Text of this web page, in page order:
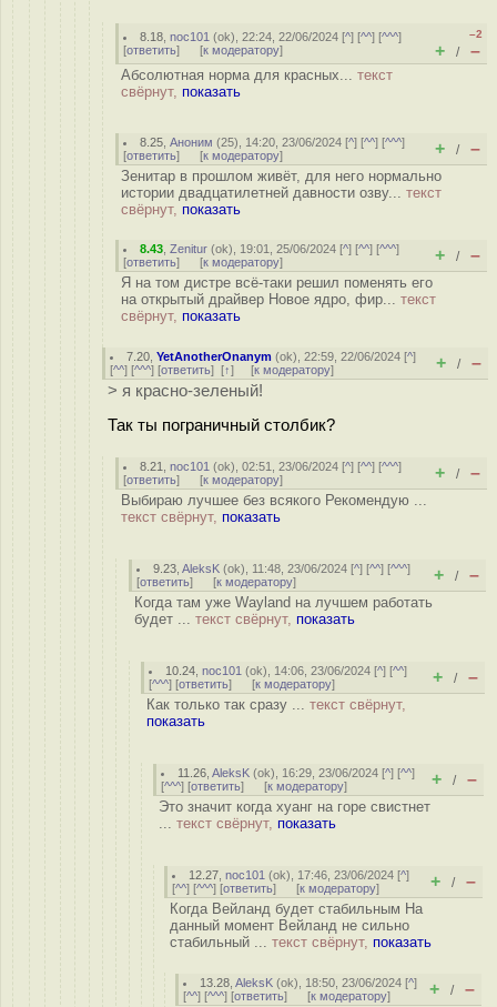
8.18 ,noc101 (ok), 22:24, 22/06/2024 [^] [^^] [^^^]
[ответить] [к модератору]
–2
+ / –
Абсолютная норма для красных... текст
свёрнут, показать
8.25 ,Аноним (25), 14:20, 23/06/2024 [^] [^^] [^^^]
[ответить] [к модератору] + / –
Зенитар в прошлом живёт, для него нормально
истории двадцатилетней давности озву... текст
свёрнут, показать
8.43 ,Zenitur (ok), 19:01, 25/06/2024 [^] [^^] [^^^]
[ответить] [к модератору] + / –
Я на том дистре всё-таки решил поменять его
на открытый драйвер Новое ядро, фир... текст
свёрнут, показать
7.20 ,YetAnotherOnanym (ok), 22:59, 22/06/2024 [^]
[^^] [^^^] [ответить] [↑] [к модератору] + / –
> я красно-зеленый!
Так ты пограничный столбик?
8.21 ,noc101 (ok), 02:51, 23/06/2024 [^] [^^] [^^^]
[ответить] [к модератору] + / –
Выбираю лучшее без всякого Рекомендую ...
текст свёрнут, показать
9.23 ,AleksK (ok), 11:48, 23/06/2024 [^] [^^] [^^^]
[ответить] [к модератору] + / –
Когда там уже Wayland на лучшем работать
будет ... текст свёрнут, показать
10.24 ,noc101 (ok), 14:06, 23/06/2024 [^] [^^]
[^^^] [ответить] [к модератору] + / –
Как только так сразу ... текст свёрнут,
показать
11.26 ,AleksK (ok), 16:29, 23/06/2024 [^] [^^]
[^^^] [ответить] [к модератору] + / –
Это значит когда хуанг на горе свистнет
... текст свёрнут, показать
12.27 ,noc101 (ok), 17:46, 23/06/2024 [^]
[^^] [^^^] [ответить] [к модератору] + / –
Когда Вейланд будет стабильным На
данный момент Вейланд не сильно
стабильный ... текст свёрнут, показать
13.28 ,AleksK (ok), 18:50, 23/06/2024 [^]
[^^] [^^^] [ответить] [к модератору] + / –